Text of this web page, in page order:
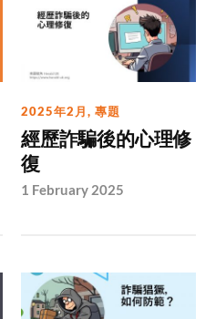
2025年2月,專題
經歷詐騙後的心理修
復
1 February 2025